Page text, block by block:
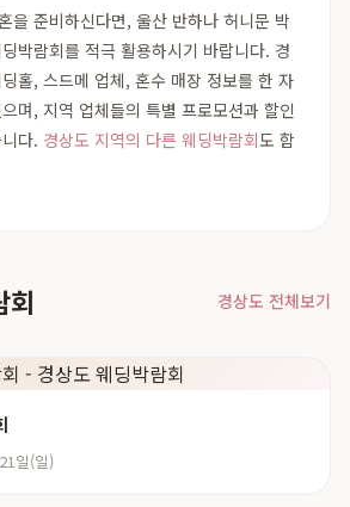
을 준비하신다면, 울산 반하나 허니문 박
박람회를 적극 활용하시기 바랍니다. 경
홀, 스드메 업체, 혼수 매장 정보를 한 자
며, 지역 업체들의 특별 프로모션과 할인
다. 경상도 지역의 다른 웨딩박람회도 함
회 경상도 전체보기
일(일)